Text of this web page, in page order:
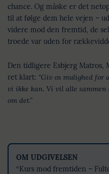
chance. Og måske er det
til at følge dem hele vejen –
videre mod den fremtid, de
troede var uden for
Den tidligere Esbjerg Matros,
ret klart: “Giv os mulighed for
vi ikke kan. Vi vil alle sammen
om det.”
OM UDGIVELSEN
“Kurs mod fremtiden –